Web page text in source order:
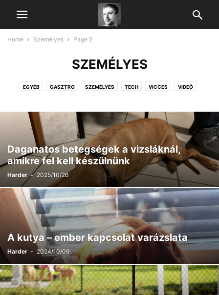
Home Személyes Page 2
SZEMÉLYES
EGYÉB GASZTRO SZEMÉLYES TECH VICCES VIDEÓ
Daganatos betegségek a vizsláknál,
amikre fel kell készülnünk
Harder - 2025/10/26
A kutya – ember kapcsolat varázslata
Harder - 2024/10/09